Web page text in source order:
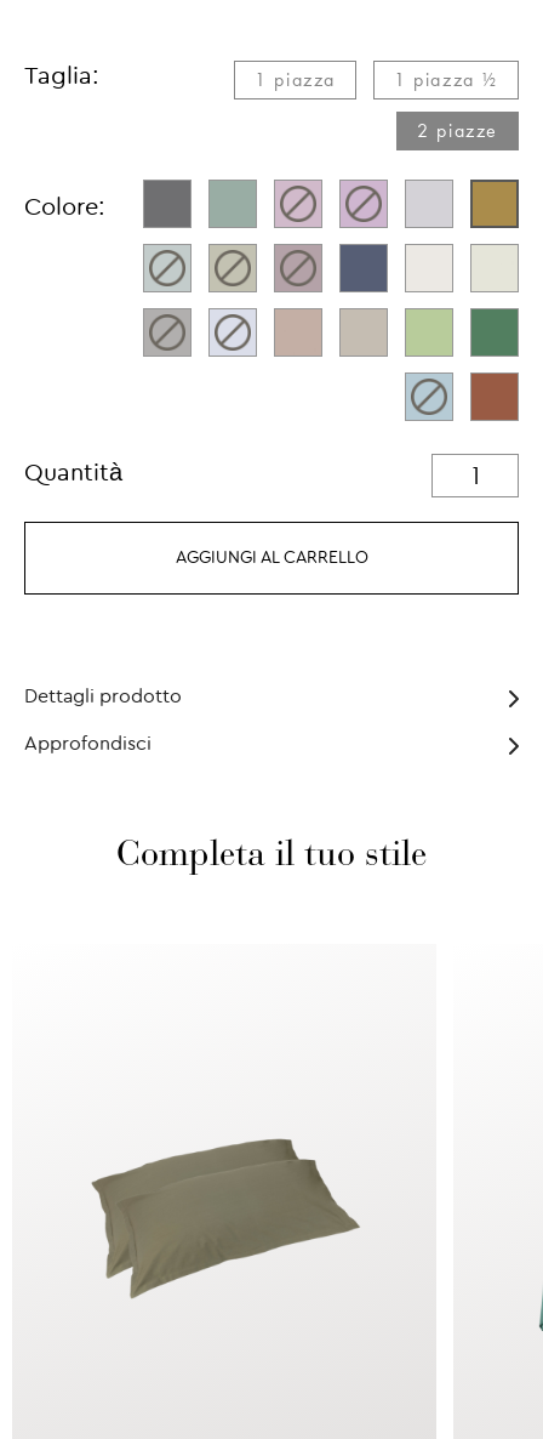
Taglia: 1 piazza​
1 piazza ½​
2 piazze
Colore:
Quantità
AGGIUNGI AL CARRELLO
Dettagli prodotto
Approfondisci
Completa il tuo stile